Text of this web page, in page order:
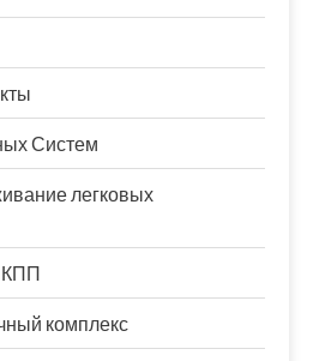
Систем
легковых
КПП
комплекс